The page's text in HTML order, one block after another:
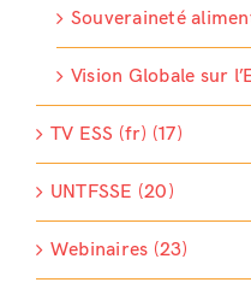
Souveraineté
Vision Globale sur
TV ESS (fr) (17)
UNTFSSE (20)
Webinaires (23)